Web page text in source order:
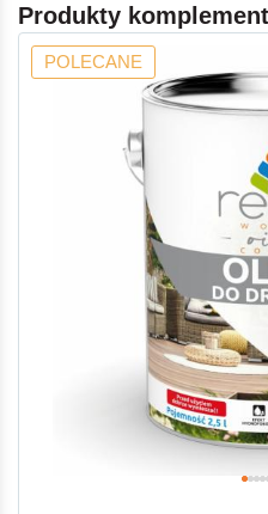
Produkty
POLECANE